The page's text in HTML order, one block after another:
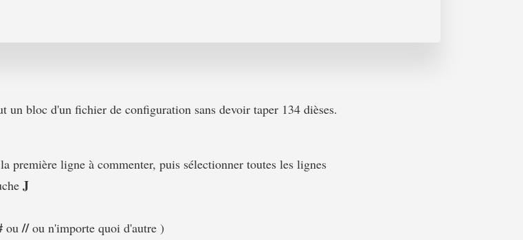
un bloc d'un fichier de configuration sans devoir taper 134 dièses.
première ligne à commenter, puis sélectionner toutes les lignes
J
ou //ou n'importe quoi d'autre )